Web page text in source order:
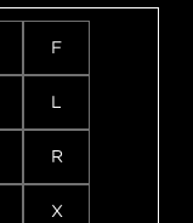
F
L
R
X